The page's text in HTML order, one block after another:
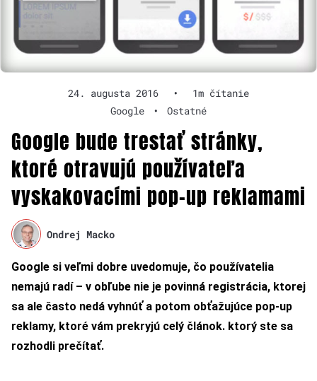
24. augusta 2016 •
1m čítanie
Google
• Ostatné
Google bude trestať stránky,
ktoré otravujú používateľa
vyskakovacími pop-up reklamami
Ondrej Macko
Google si veľmi dobre uvedomuje, čo používatelia
nemajú radí – v obľube nie je povinná registrácia, ktorej
sa ale často nedá vyhnúť a potom obťažujúce pop-up
reklamy, ktoré vám prekryjú celý článok. ktorý ste sa
rozhodli prečítať.